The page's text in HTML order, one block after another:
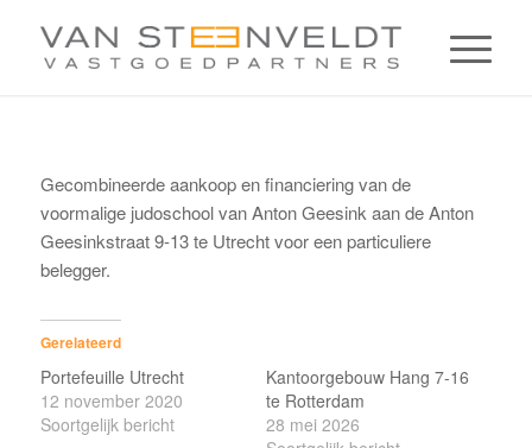
Gecombineerde aankoop en financiering van de
voormalige judoschool van Anton Geesink aan de Anton
Geesinkstraat 9-13 te Utrecht voor een particuliere
belegger.
Gerelateerd
Portefeuille Utrecht
12 november 2020
Soortgelijk bericht
Kantoorgebouw Hang 7-16
te Rotterdam
28 mei 2026